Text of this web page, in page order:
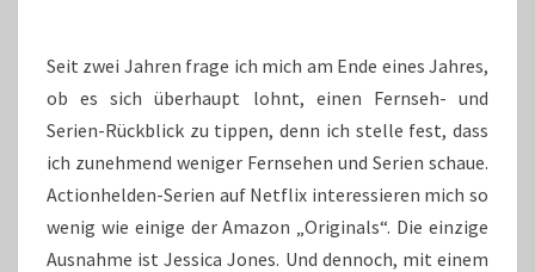
Seit zwei Jahren frage ich mich am Ende eines Jahres,
ob es sich überhaupt lohnt, einen Fernseh- und
Serien-Rückblick zu tippen, denn ich stelle fest, dass
ich zunehmend weniger Fernsehen und Serien schaue.
Actionhelden-Serien auf Netflix interessieren mich so
wenig wie einige der Amazon „Originals“. Die einzige
Ausnahme ist Jessica Jones. Und dennoch, mit einem